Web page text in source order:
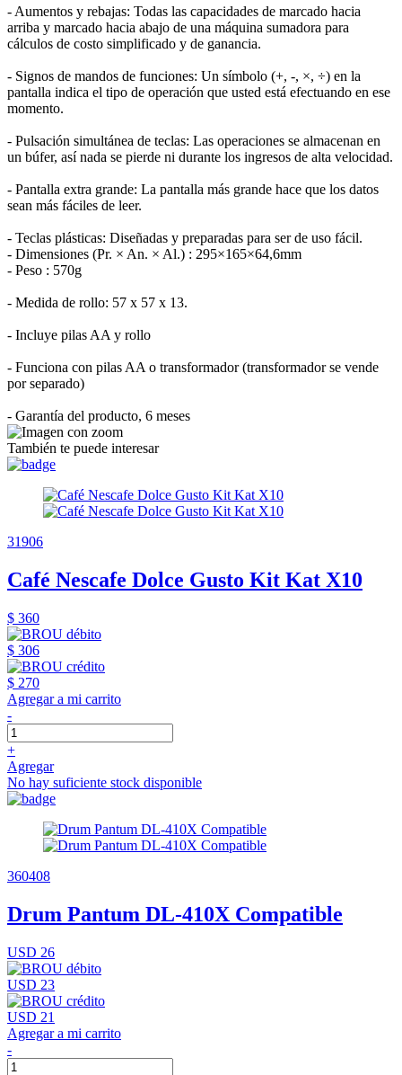
- Aumentos y rebajas: Todas las capacidades de marcado hacia
arriba y marcado hacia abajo de una máquina sumadora para
cálculos de costo simplificado y de ganancia.
- Signos de mandos de funciones: Un símbolo (+, -, ×, ÷) en la
pantalla indica el tipo de operación que usted está efectuando en ese
momento.
- Pulsación simultánea de teclas: Las operaciones se almacenan en
un búfer, así nada se pierde ni durante los ingresos de alta velocidad.
- Pantalla extra grande: La pantalla más grande hace que los datos
sean más fáciles de leer.
- Teclas plásticas: Diseñadas y preparadas para ser de uso fácil.
- Dimensiones (Pr. × An. × Al.) : 295×165×64,6mm
- Peso : 570g
- Medida de rollo: 57 x 57 x 13.
- Incluye pilas AA y rollo
- Funciona con pilas AA o transformador (transformador se vende
por separado)
- Garantía del producto, 6 meses
También te puede interesar
31906
Café Nescafe Dolce Gusto Kit Kat X10
$ 360
$ 306
$ 270
Agregar a mi carrito
-
+
Agregar
No hay suficiente stock disponible
360408
Drum Pantum DL-410X Compatible
USD 26
USD 23
USD 21
Agregar a mi carrito
-